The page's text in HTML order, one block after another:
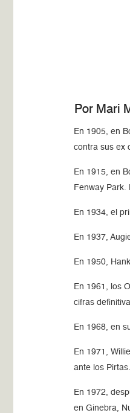
Por Mari
En 1905, en
contra sus ex
En 1915, en
Fenway Park.
En 1934, el
En 1937,
En 1950,
En 1961, los
cifras
En 1968, en
En 1971,
ante los
En 1972,
en Ginebra,